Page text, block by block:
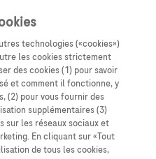
technologies («cookies»)
les cookies strictement
des cookies (1) pour savoir
et comment il fonctionne, y
(2) pour vous fournir des
supplémentaires (3)
sur les réseaux sociaux et
En cliquant sur «Tout
de tous les cookies,